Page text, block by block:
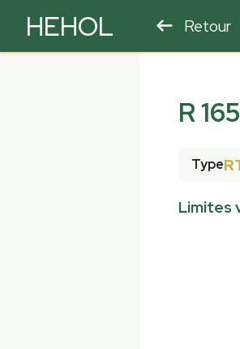
HEHOL Retour
R
Type
Limites